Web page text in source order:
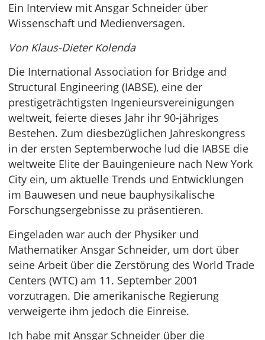
Ein Interview mit Ansgar Schneider über
Wissenschaft und Medienversagen.
Von Klaus-Dieter Kolenda
Die International Association for Bridge and
Structural Engineering (IABSE), eine der
prestigeträchtigsten Ingenieursvereinigungen
weltweit, feierte dieses Jahr ihr 90-jähriges
Bestehen. Zum diesbezüglichen Jahreskongress
in der ersten Septemberwoche lud die IABSE die
weltweite Elite der Bauingenieure nach New York
City ein, um aktuelle Trends und Entwicklungen
im Bauwesen und neue bauphysikalische
Forschungsergebnisse zu präsentieren.
Eingeladen war auch der Physiker und
Mathematiker Ansgar Schneider, um dort über
seine Arbeit über die Zerstörung des World Trade
Centers (WTC) am 11. September 2001
vorzutragen. Die amerikanische Regierung
verweigerte ihm jedoch die Einreise.
Ich habe mit Ansgar Schneider über die